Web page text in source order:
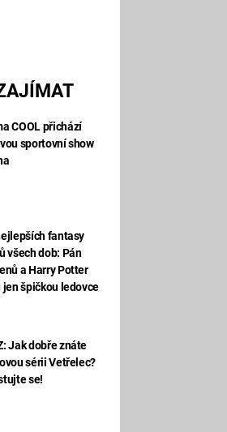
COOL přichází
sportovní show
fantasy
všech dob: Pán
a Harry Potter
jen špičkou ledovce
Jak dobře znáte
sérii Vetřelec?
se!